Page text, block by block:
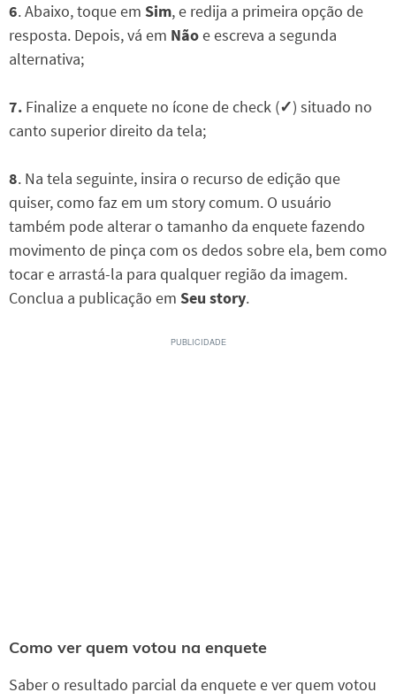
6. Abaixo, toque em Sim, e redija a primeira opção de
resposta. Depois, vá em Nãoe escreva a segunda
alternativa;
7. Finalize a enquete no ícone de check (✓) situado no
canto superior direito da tela;
8. Na tela seguinte, insira o recurso de edição que
quiser, como faz em um story comum. O usuário
também pode alterar o tamanho da enquete fazendo
movimento de pinça com os dedos sobre ela, bem como
tocar e arrastá-la para qualquer região da imagem.
Conclua a publicação em Seu story.
Como ver quem votou na enquete
Saber o resultado parcial da enquete e ver quem votou